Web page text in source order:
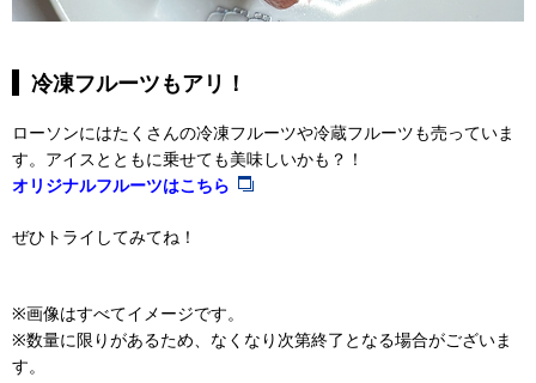
冷凍フルーツもアリ！
ローソンにはたくさんの冷凍フルーツや冷蔵フルーツも売っていま
す。アイスとともに乗せても美味しいかも？！
オリジナルフルーツはこちら
ぜひトライしてみてね！
※画像はすべてイメージです。
※数量に限りがあるため、なくなり次第終了となる場合がございま
す。